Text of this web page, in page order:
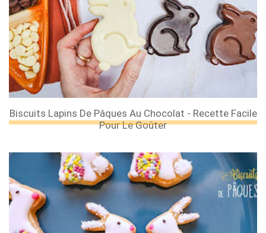
Biscuits Lapins De Pâques Au Chocolat - Recette Facile
Pour Le Goûter